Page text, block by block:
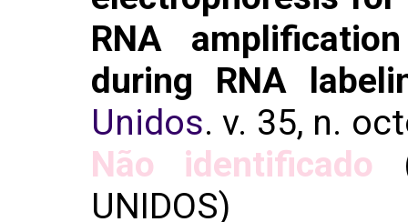
RNA
during RNA
Unidos. v. 35, n.
Não identificado
UNIDOS)